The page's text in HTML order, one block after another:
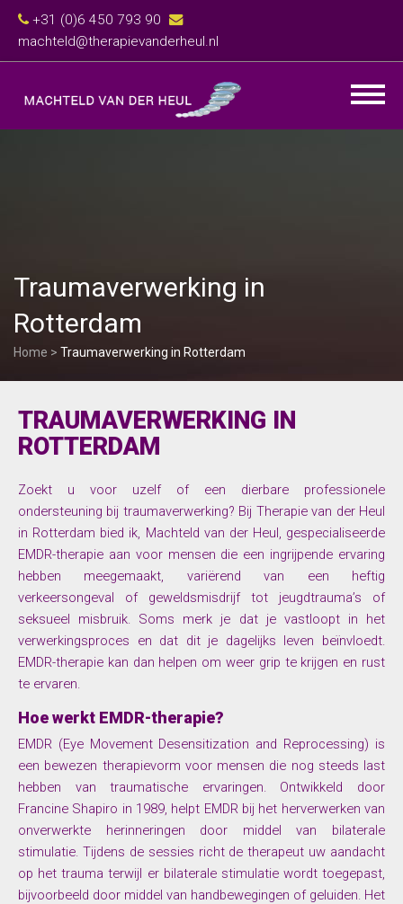
+31 (0)6 450 793 90
machteld@therapievanderheul.nl
Traumaverwerking in
Rotterdam
Home > Traumaverwerking in Rotterdam
TRAUMAVERWERKING IN
ROTTERDAM
Zoekt u voor uzelf of een dierbare professionele
ondersteuning bij traumaverwerking? Bij Therapie van der Heul
in Rotterdam bied ik, Machteld van der Heul, gespecialiseerde
EMDR-therapie aan voor mensen die een ingrijpende ervaring
hebben meegemaakt, variërend van een heftig
verkeersongeval of geweldsmisdrijf tot jeugdtrauma’s of
seksueel misbruik. Soms merk je dat je vastloopt in het
verwerkingsproces en dat dit je dagelijks leven beïnvloedt.
EMDR-therapie kan dan helpen om weer grip te krijgen en rust
te ervaren.
Hoe werkt EMDR-therapie?
EMDR (Eye Movement Desensitization and Reprocessing) is
een bewezen therapievorm voor mensen die nog steeds last
hebben van traumatische ervaringen. Ontwikkeld door
Francine Shapiro in 1989, helpt EMDR bij het herverwerken van
onverwerkte herinneringen door middel van bilaterale
stimulatie. Tijdens de sessies richt de therapeut uw aandacht
op het trauma terwijl er bilaterale stimulatie wordt toegepast,
bijvoorbeeld door middel van handbewegingen of geluiden. Het